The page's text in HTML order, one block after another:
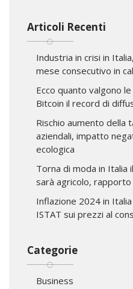
Articoli Recenti
Industria in crisi in
mese consecutivo in
Ecco quanto valgono
Bitcoin il record di
Rischio aumento della
aziendali, impatto
ecologica
Torna di moda in Italia
sarà agricolo,
Inflazione 2024 in
ISTAT sui prezzi al
Categorie
Business